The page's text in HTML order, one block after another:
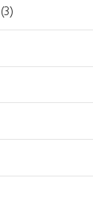
(3)